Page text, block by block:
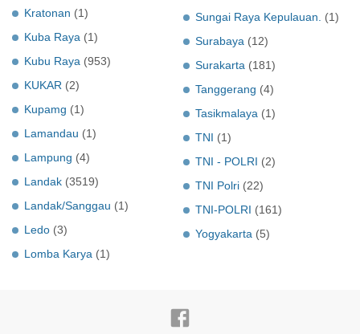
Kratonan (1)
Kuba Raya (1)
Kubu Raya (953)
KUKAR (2)
Kupamg (1)
Lamandau (1)
Lampung (4)
Landak (3519)
Landak/Sanggau (1)
Ledo (3)
Lomba Karya (1)
Sungai Raya Kepulauan.
(1)
Surabaya (12)
Surakarta (181)
Tanggerang (4)
Tasikmalaya (1)
TNI (1)
TNI - POLRI (2)
TNI Polri (22)
TNI-POLRI (161)
Yogyakarta (5)